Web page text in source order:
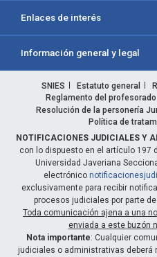
Enlaces de interés
Información general y legal
SNIES Estatuto general
Reglamento del profesorado
Resolución de la personería
Política de
NOTIFICACIONES JUDICIALES Y
con lo dispuesto en el artículo 197
Universidad Javeriana
electrónico
exclusivamente para recibir
procesos judiciales por parte
Toda comunicación ajena a una
enviada a este buzón
Nota importante: Cualquier
judiciales o administrativas deberá